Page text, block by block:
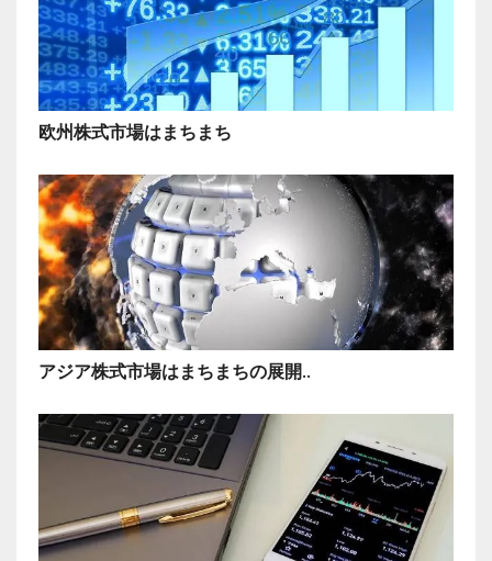
欧州株式市場はまちまち
アジア株式市場はまちまちの展開..